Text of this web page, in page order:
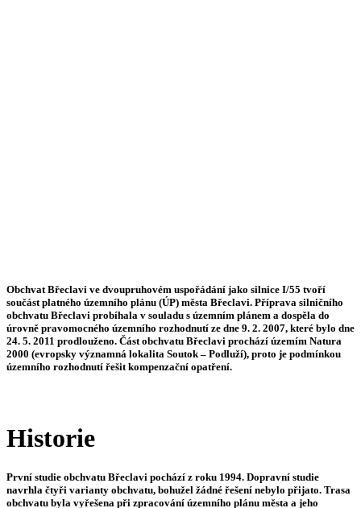
Obchvat Břeclavi ve dvoupruhovém uspořádání jako silnice I/55 tvoří
součást platného územního plánu (ÚP) města Břeclavi. Příprava silničního
obchvatu Břeclavi probíhala v souladu s územním plánem a dospěla do
úrovně pravomocného územního rozhodnutí ze dne 9. 2. 2007, které bylo dne
24. 5. 2011 prodlouženo. Část obchvatu Břeclavi prochází územím Natura
2000 (evropsky významná lokalita Soutok – Podluží), proto je podmínkou
územního rozhodnutí řešit kompenzační opatření.
Historie
První studie obchvatu Břeclavi pochází z roku 1994. Dopravní studie
navrhla čtyři varianty obchvatu, bohužel žádné řešení nebylo přijato. Trasa
obchvatu byla vyřešena při zpracování územního plánu města a jeho